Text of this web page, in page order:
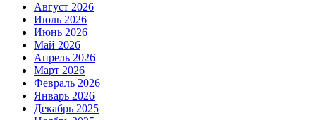
Август 2026
Июль 2026
Июнь 2026
Май 2026
Апрель 2026
Март 2026
Февраль 2026
Январь 2026
Декабрь 2025